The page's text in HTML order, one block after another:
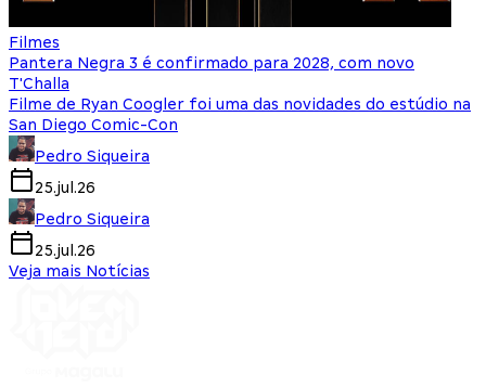
Filmes
Pantera Negra 3 é confirmado para 2028, com novo
T'Challa
Filme de Ryan Coogler foi uma das novidades do estúdio na
San Diego Comic-Con
Pedro Siqueira
25.jul.26
Pedro Siqueira
25.jul.26
Veja mais Notícias